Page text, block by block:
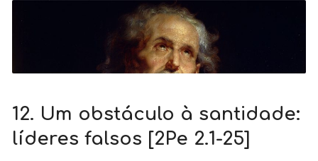
12. Um obstáculo à santidade:
líderes falsos [2Pe 2.1-25]